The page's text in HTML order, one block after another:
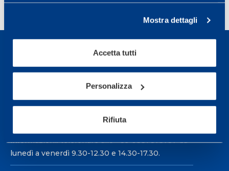
Mostra dettagli
Accetta tutti
Personalizza
Rifiuta
Sport Service Mapei S.r.l. - Via Busto Fagnano 38,
21057 Olgiate Olona (Varese) Italia.
informazioni: telefonare allo +39 0331 575757 da
lunedì a venerdì 9.30-12.30 e 14.30-17.30.